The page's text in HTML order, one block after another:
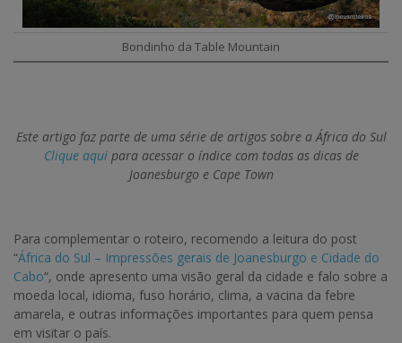
Bondinho da Table Mountain
Este artigo faz parte de uma série de artigos sobre a África do Sul
Clique aquipara acessar o índice com todas as dicas de
Joanesburgo e Cape Town
Para complementar o roteiro, recomendo a leitura do post
“África do Sul – Impressões gerais de Joanesburgo e Cidade do
Cabo“, onde apresento uma visão geral da cidade e falo sobre a
moeda local, idioma, fuso horário, clima, a vacina da febre
amarela, e outras informações importantes para quem pensa
em visitar o país.